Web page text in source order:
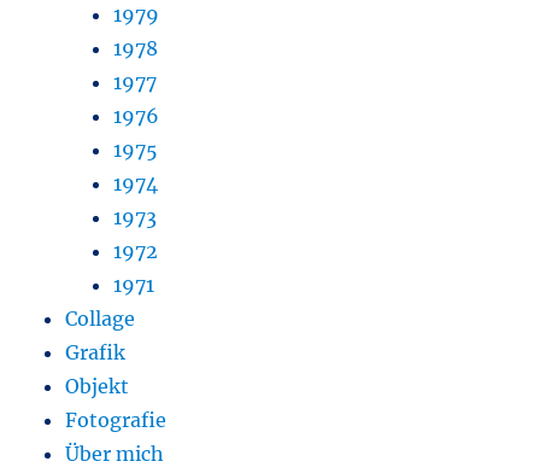
1979
1978
1977
1976
1975
1974
1973
1972
1971
Collage
Grafik
Objekt
Fotografie
Über mich